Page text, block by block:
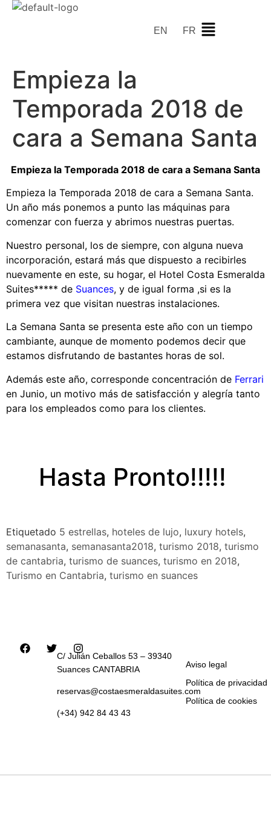
EN FR
Empieza la
Temporada 2018 de
cara a Semana Santa
Empieza la Temporada 2018 de cara a Semana Santa
Empieza la Temporada 2018 de cara a Semana Santa.
Un año más ponemos a punto las máquinas para
comenzar con fuerza y abrimos nuestras puertas.
Nuestro personal, los de siempre, con alguna nueva
incorporación, estará más que dispuesto a recibirles
nuevamente en este, su hogar, el Hotel Costa Esmeralda
Suites***** de Suances, y de igual forma ,si es la
primera vez que visitan nuestras instalaciones.
La Semana Santa se presenta este año con un tiempo
cambiante, aunque de momento podemos decir que
estamos disfrutando de bastantes horas de sol.
Además este año, corresponde concentración de Ferrari
en Junio, un motivo más de satisfacción y alegría tanto
para los empleados como para los clientes.
Hasta Pronto!!!!!
Etiquetado 5 estrellas, hoteles de lujo, luxury hotels,
semanasanta, semanasanta2018, turismo 2018, turismo
de cantabria, turismo de suances, turismo en 2018,
Turismo en Cantabria, turismo en suances
C/ Julián Ceballos 53 – 39340
Suances CANTABRIA
reservas@costaesmeraldasuites.com
(+34) 942 84 43 43
Aviso legal
Política de privacidad
Política de cookies